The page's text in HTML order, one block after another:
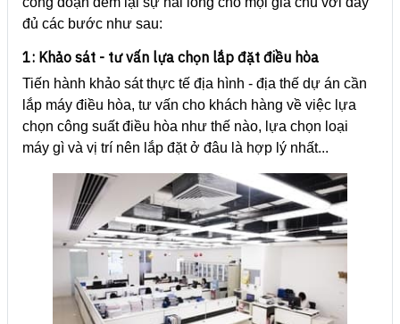
đủ các bước như sau:
1: Khảo sát - tư vấn lựa chọn lắp đặt điều hòa
Tiến hành khảo sát thực tế địa hình - địa thế dự án cần
lắp máy điều hòa, tư vấn cho khách hàng về việc lựa
chọn công suất điều hòa như thế nào, lựa chọn loại
máy gì và vị trí nên lắp đặt ở đâu là hợp lý nhất...